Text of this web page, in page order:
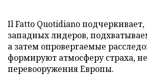
Il Fatto Quotidiano
западных лидеров,
а затем опровергаемые
формируют атмосферу страха,
перевооружения Европы.